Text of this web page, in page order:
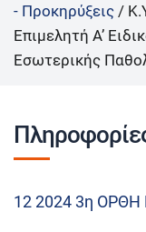
- Προκηρύξεις /
Επιμελητή Α’
Εσωτερικής
12 2024 3η